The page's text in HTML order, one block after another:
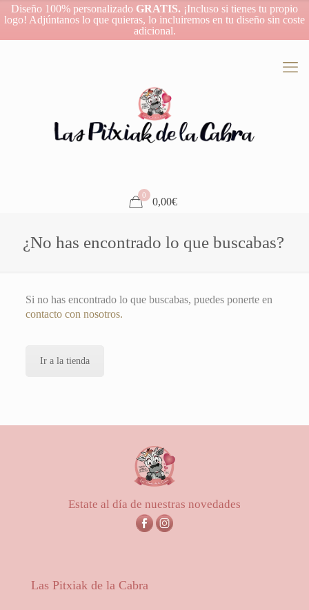
Diseño 100% personalizado GRATIS. ¡Incluso si tienes tu propio
logo! Adjúntanos lo que quieras, lo incluiremos en tu diseño sin coste
adicional.
0
0,00€
¿No has encontrado lo que buscabas?
Si no has encontrado lo que buscabas, puedes ponerte en
contacto con nosotros.
Ir a la tienda
Estate al día de nuestras novedades
Las Pitxiak de la Cabra